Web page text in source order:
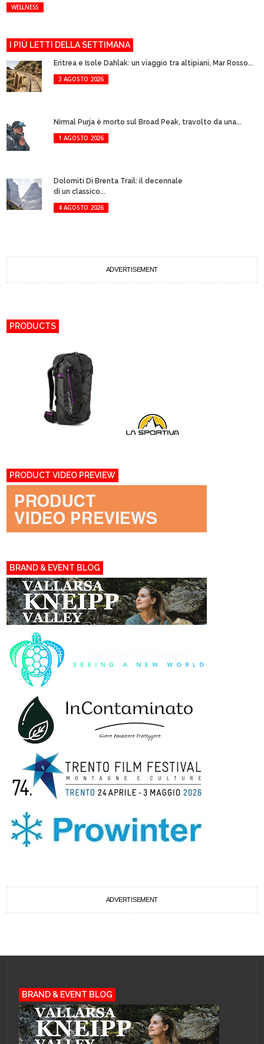
WELLNESS
I PIÙ LETTI DELLA SETTIMANA
Eritrea e Isole Dahlak: un viaggio tra altipiani, Mar Rosso...
3 AGOSTO 2026
Nirmal Purja è morto sul Broad Peak, travolto da una...
1 AGOSTO 2026
Dolomiti Di Brenta Trail: il decennale
di un classico...
4 AGOSTO 2026
ADVERTISEMENT
PRODUCTS
PRODUCT VIDEO PREVIEW
BRAND & EVENT BLOG
ADVERTISEMENT
BRAND & EVENT BLOG